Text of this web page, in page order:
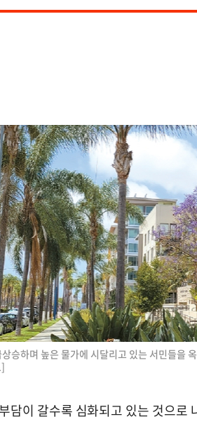
승하며 높은 물가에 시달리고 있는 서민들을
담이 갈수록 심화되고 있는 것으로